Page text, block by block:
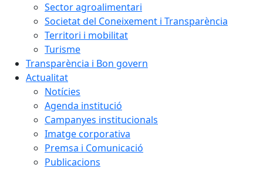
Sector agroalimentari
Societat del Coneixement i Transparència
Territori i mobilitat
Turisme
Transparència i Bon govern
Actualitat
Notícies
Agenda institució
Campanyes institucionals
Imatge corporativa
Premsa i Comunicació
Publicacions